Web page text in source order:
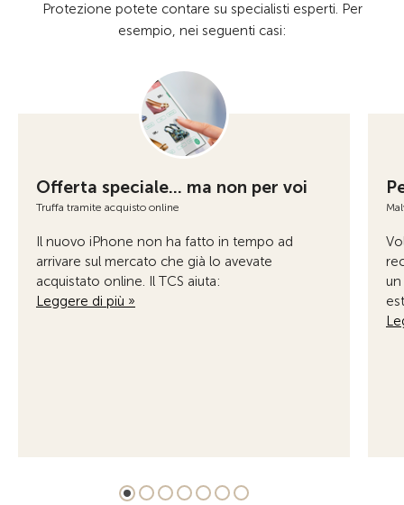
Protezione potete contare su specialisti esperti. Per
esempio, nei seguenti casi:
Offerta speciale... ma non per voi
Truffa tramite acquisto online
Il nuovo iPhone non ha fatto in tempo ad
arrivare sul mercato che già lo avevate
acquistato online. Il TCS aiuta:
Leggere di più »
un